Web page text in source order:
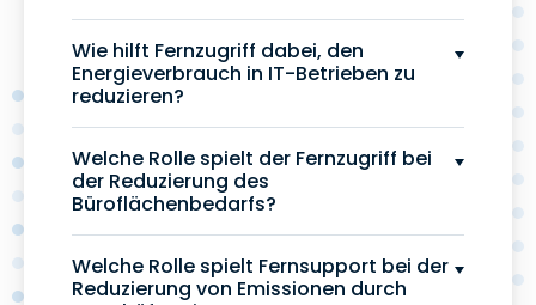
Wie hilft Fernzugriff dabei, den
Energieverbrauch in IT-Betrieben zu
reduzieren?
Welche Rolle spielt der Fernzugriff bei
der Reduzierung des
Büroflächenbedarfs?
Welche Rolle spielt Fernsupport bei der
Reduzierung von Emissionen durch